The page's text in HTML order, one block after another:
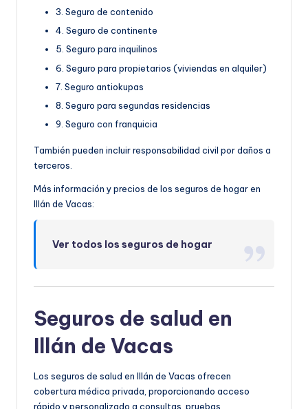
3. Seguro de contenido
4. Seguro de continente
5. Seguro para inquilinos
6. Seguro para propietarios (viviendas en alquiler)
7. Seguro antiokupas
8. Seguro para segundas residencias
9. Seguro con franquicia
También pueden incluir responsabilidad civil por daños a
terceros.
Más información y precios de los seguros de hogar en
Illán de Vacas:
Ver todos los seguros de hogar
Seguros de salud en
Illán de Vacas
Los seguros de salud en Illán de Vacas ofrecen
cobertura médica privada, proporcionando acceso
rápido y personalizado a consultas, pruebas